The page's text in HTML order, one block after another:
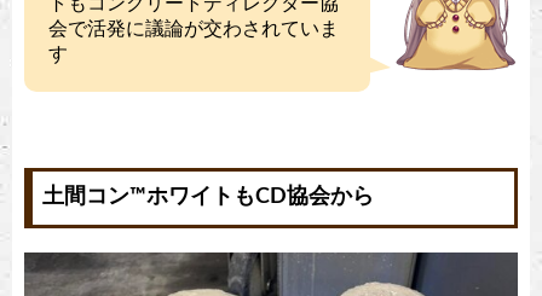
会で活発に議論が交わされていま
す
土間コン™︎ホワイトもCD協会から